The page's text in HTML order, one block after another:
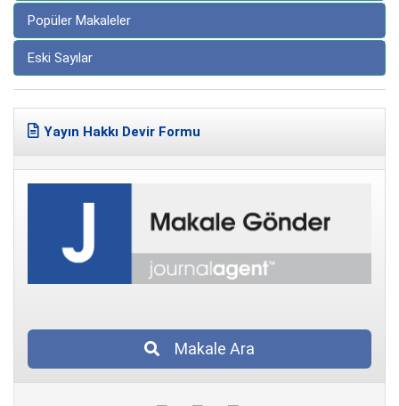
Popüler Makaleler
Eski Sayılar
Yayın Hakkı Devir Formu
Makale Ara